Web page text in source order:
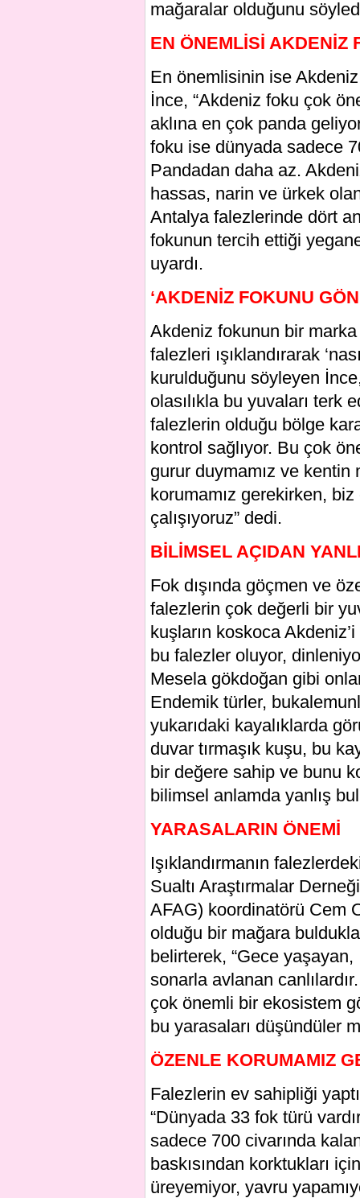
mağaralar olduğunu
EN ÖNEMLİSİ AKDENİZ
En önemlisinin ise
İnce, “Akdeniz foku çok
aklına en çok panda
foku ise dünyada sadece
Pandadan daha az.
hassas, narin ve ürkek
Antalya falezlerinde dört
fokunun tercih ettiği
uyardı.
‘AKDENİZ FOKUNU
Akdeniz fokunun bir
falezleri ışıklandırarak
kurulduğunu söyleyen
olasılıkla bu yuvaları terk
falezlerin olduğu bölge
kontrol sağlıyor. Bu çok
gurur duymamız ve
korumamız gerekirken, biz
çalışıyoruz” dedi.
BİLİMSEL AÇIDAN
Fok dışında göçmen ve
falezlerin çok değerli bir
kuşların koskoca
bu falezler oluyor,
Mesela gökdoğan gibi
Endemik türler,
yukarıdaki kayalıklarda
duvar tırmaşık kuşu, bu
bir değere sahip ve bunu
bilimsel anlamda yanlış
YARASALARIN ÖNEMİ
Işıklandırmanın
Sualtı Araştırmalar
AFAG) koordinatörü Cem
olduğu bir mağara
belirterek, “Gece yaşayan,
sonarla avlanan
çok önemli bir ekosistem
bu yarasaları düşündüler
ÖZENLE KORUMAMIZ
Falezlerin ev sahipliği
“Dünyada 33 fok türü
sadece 700 civarında
baskısından korktukları
üreyemiyor, yavru